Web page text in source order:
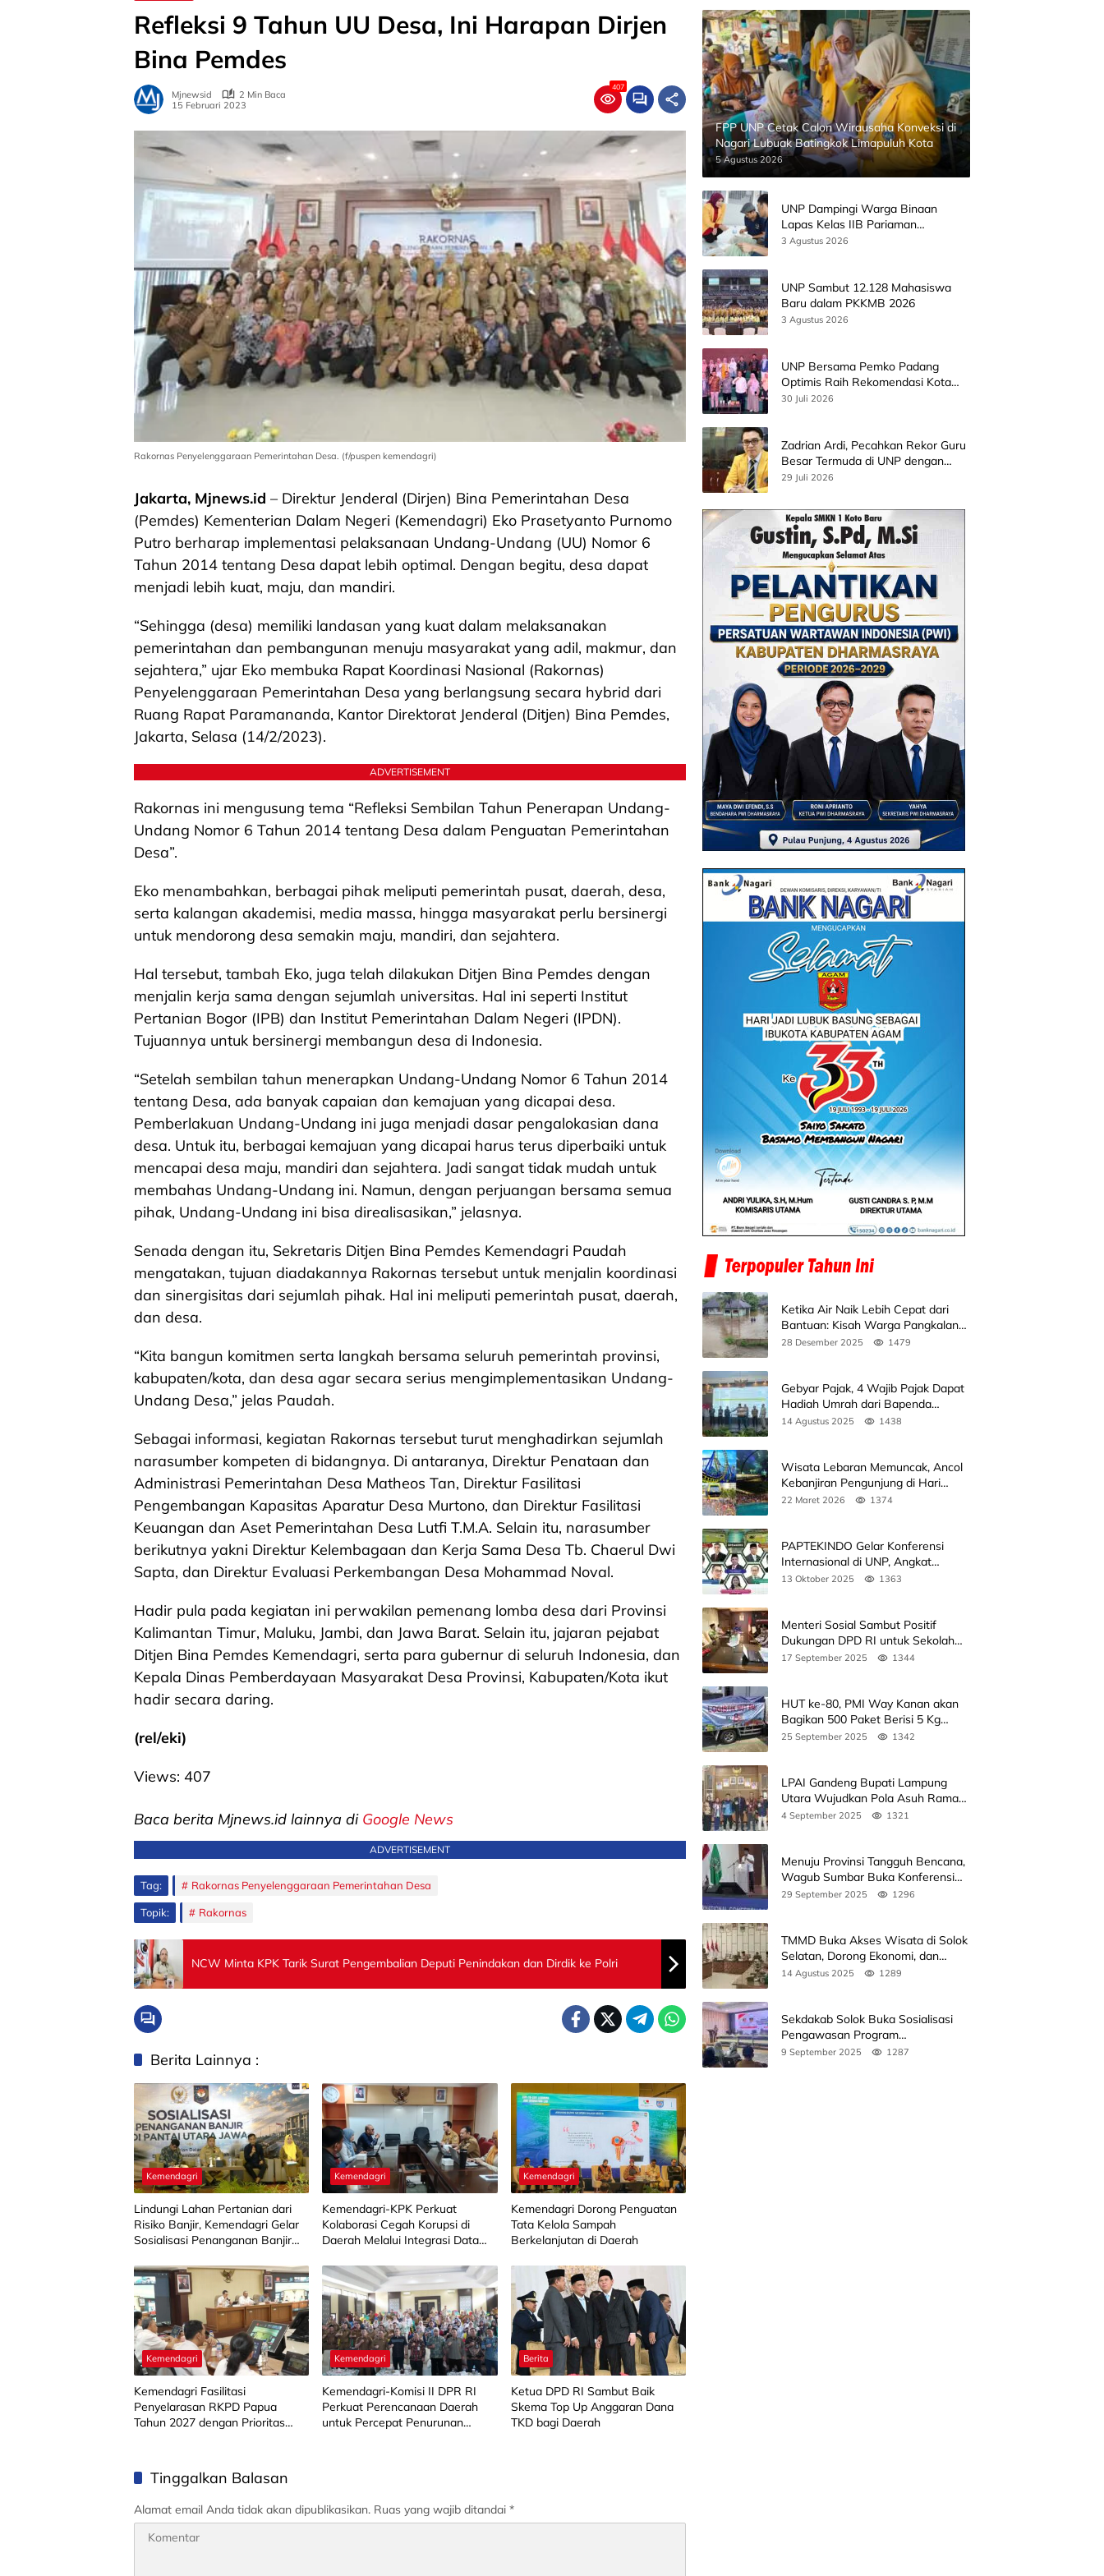
Refleksi 9 Tahun UU Desa, Ini Harapan Dirjen
Bina Pemdes
Mjnewsid
2 Min Baca
15 Februari 2023
407
Rakornas Penyelenggaraan Pemerintahan Desa. (f/puspen kemendagri)
Jakarta, Mjnews.id – Direktur Jenderal (Dirjen) Bina Pemerintahan Desa
(Pemdes) Kementerian Dalam Negeri (Kemendagri) Eko Prasetyanto Purnomo
Putro berharap implementasi pelaksanaan Undang-Undang (UU) Nomor 6
Tahun 2014 tentang Desa dapat lebih optimal. Dengan begitu, desa dapat
menjadi lebih kuat, maju, dan mandiri.
“Sehingga (desa) memiliki landasan yang kuat dalam melaksanakan
pemerintahan dan pembangunan menuju masyarakat yang adil, makmur, dan
sejahtera,” ujar Eko membuka Rapat Koordinasi Nasional (Rakornas)
Penyelenggaraan Pemerintahan Desa yang berlangsung secara hybrid dari
Ruang Rapat Paramananda, Kantor Direktorat Jenderal (Ditjen) Bina Pemdes,
Jakarta, Selasa (14/2/2023).
ADVERTISEMENT
Rakornas ini mengusung tema “Refleksi Sembilan Tahun Penerapan Undang-
Undang Nomor 6 Tahun 2014 tentang Desa dalam Penguatan Pemerintahan
Desa”.
Eko menambahkan, berbagai pihak meliputi pemerintah pusat, daerah, desa,
serta kalangan akademisi, media massa, hingga masyarakat perlu bersinergi
untuk mendorong desa semakin maju, mandiri, dan sejahtera.
Hal tersebut, tambah Eko, juga telah dilakukan Ditjen Bina Pemdes dengan
menjalin kerja sama dengan sejumlah universitas. Hal ini seperti Institut
Pertanian Bogor (IPB) dan Institut Pemerintahan Dalam Negeri (IPDN).
Tujuannya untuk bersinergi membangun desa di Indonesia.
“Setelah sembilan tahun menerapkan Undang-Undang Nomor 6 Tahun 2014
tentang Desa, ada banyak capaian dan kemajuan yang dicapai desa.
Pemberlakuan Undang-Undang ini juga menjadi dasar pengalokasian dana
desa. Untuk itu, berbagai kemajuan yang dicapai harus terus diperbaiki untuk
mencapai desa maju, mandiri dan sejahtera. Jadi sangat tidak mudah untuk
membahas Undang-Undang ini. Namun, dengan perjuangan bersama semua
pihak, Undang-Undang ini bisa direalisasikan,” jelasnya.
Senada dengan itu, Sekretaris Ditjen Bina Pemdes Kemendagri Paudah
mengatakan, tujuan diadakannya Rakornas tersebut untuk menjalin koordinasi
dan sinergisitas dari sejumlah pihak. Hal ini meliputi pemerintah pusat, daerah,
dan desa.
“Kita bangun komitmen serta langkah bersama seluruh pemerintah provinsi,
kabupaten/kota, dan desa agar secara serius mengimplementasikan Undang-
Undang Desa,” jelas Paudah.
Sebagai informasi, kegiatan Rakornas tersebut turut menghadirkan sejumlah
narasumber kompeten di bidangnya. Di antaranya, Direktur Penataan dan
Administrasi Pemerintahan Desa Matheos Tan, Direktur Fasilitasi
Pengembangan Kapasitas Aparatur Desa Murtono, dan Direktur Fasilitasi
Keuangan dan Aset Pemerintahan Desa Lutfi T.M.A. Selain itu, narasumber
berikutnya yakni Direktur Kelembagaan dan Kerja Sama Desa Tb. Chaerul Dwi
Sapta, dan Direktur Evaluasi Perkembangan Desa Mohammad Noval.
Hadir pula pada kegiatan ini perwakilan pemenang lomba desa dari Provinsi
Kalimantan Timur, Maluku, Jambi, dan Jawa Barat. Selain itu, jajaran pejabat
Ditjen Bina Pemdes Kemendagri, serta para gubernur di seluruh Indonesia, dan
Kepala Dinas Pemberdayaan Masyarakat Desa Provinsi, Kabupaten/Kota ikut
hadir secara daring.
(rel/eki)
Views: 407
Baca berita Mjnews.id lainnya di Google News
ADVERTISEMENT
Tag: Rakornas Penyelenggaraan Pemerintahan Desa
Topik: Rakornas
NCW Minta KPK Tarik Surat Pengembalian Deputi Penindakan dan Dirdik ke Polri
Berita Lainnya :
Kemendagri
Lindungi Lahan Pertanian dari
Risiko Banjir, Kemendagri Gelar
Sosialisasi Penanganan Banjir
Brebes
Kemendagri
Kemendagri-KPK Perkuat
Kolaborasi Cegah Korupsi di
Daerah Melalui Integrasi Data
Kemendagri
Kemendagri Dorong Penguatan
Tata Kelola Sampah
Berkelanjutan di Daerah
Kemendagri
Kemendagri Fasilitasi
Penyelarasan RKPD Papua
Tahun 2027 dengan Prioritas
Kemendagri
Kemendagri-Komisi II DPR RI
Perkuat Perencanaan Daerah
untuk Percepat Penurunan
Berita
Ketua DPD RI Sambut Baik
Skema Top Up Anggaran Dana
TKD bagi Daerah
Tinggalkan Balasan
Alamat email Anda tidak akan dipublikasikan. Ruas yang wajib ditandai *
FPP UNP Cetak Calon Wirausaha Konveksi di
Nagari Lubuak Batingkok Limapuluh Kota
5 Agustus 2026
UNP Dampingi Warga Binaan
Lapas Kelas IIB Pariaman
Kembangkan Produk Kreatif
3 Agustus 2026
UNP Sambut 12.128 Mahasiswa
Baru dalam PKKMB 2026
3 Agustus 2026
UNP Bersama Pemko Padang
Optimis Raih Rekomendasi Kota
Gastronomi UNESCO
30 Juli 2026
Zadrian Ardi, Pecahkan Rekor Guru
Besar Termuda di UNP dengan
Riset Stress Akademik
29 Juli 2026
Ketika Air Naik Lebih Cepat dari
Bantuan: Kisah Warga Pangkalan
Koto Baru Bertahan di Tengah
28 Desember 2025 1479
Gebyar Pajak, 4 Wajib Pajak Dapat
Hadiah Umrah dari Bapenda
Sumbar
14 Agustus 2025 1438
Wisata Lebaran Memuncak, Ancol
Kebanjiran Pengunjung di Hari
Kedua
22 Maret 2026 1374
PAPTEKINDO Gelar Konferensi
Internasional di UNP, Angkat
Kolaborasi Pendidikan Vokasi,
13 Oktober 2025 1363
Menteri Sosial Sambut Positif
Dukungan DPD RI untuk Sekolah
Rakyat
17 September 2025 1344
HUT ke-80, PMI Way Kanan akan
Bagikan 500 Paket Berisi 5 Kg
Beras
25 September 2025 1342
LPAI Gandeng Bupati Lampung
Utara Wujudkan Pola Asuh Ramah
Anak Lewat Seminar Kak Seto, Ini
4 September 2025 1321
Menuju Provinsi Tangguh Bencana,
Wagub Sumbar Buka Konferensi
3rd ICDMM 2025 di Unand
29 September 2025 1296
TMMD Buka Akses Wisata di Solok
Selatan, Dorong Ekonomi, dan
Perkuat Peran Masyarakat
14 Agustus 2025 1289
Sekdakab Solok Buka Sosialisasi
Pengawasan Program
Pembangunan Revitalisasi Satuan
9 September 2025 1287